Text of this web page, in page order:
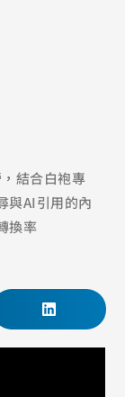
結合白袍專
與AI引用的內
換率